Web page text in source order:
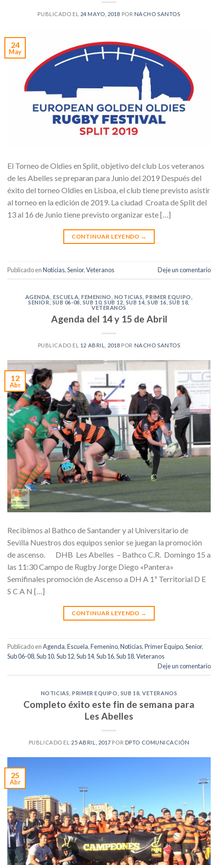
PUBLICADO EL 24 MAYO, 2018 POR NACHO SANTOS
24
May
El Torneo de Oldies en Split, objetivo del club Los veteranos
de les Abelles se preparan para Junio del 2019 Después del
éxito del torneo Oldies en Lisboa, el club tiene previsto asistir
al torneo en la edición de 2019. La ciudad Croata de Split del
13 al 16 de Junio tiene previsto organizar este […]
CONTINUAR LEYENDO →
Publicado enNoticias,Senior,Veteranos Deje un comentario
AGENDA ,ESCUELA ,FEMENINO NOTICIAS ,PRIMER EQUIPO
SENIOR , SUB 06-08 SUB 10,SUB 12 SUB 14 ,SUB 16 SUB 18
VETERANOS
Agenda del 14 y 15 de Abril
PUBLICADO EL 12 ABRIL, 2018 POR NACHO SANTOS
12
Abr
Recibimos al Bathco de Santander y al Universitario de
Sevilla Nuestros dos equipos senior se juegan la promoción
de ascenso. DHB Les Abelles – Bathco C.R. Domingo 15 a
las 11:30 Campo de Rugby Jorge Diego «Pantera»
Semifinales promoción de Ascenso a DH A 1ª Territorial D E
S C A N […]
CONTINUAR LEYENDO →
Publicado enAgenda,Escuela,Femenino,Noticias,Primer Equipo,Senior,
Sub 06-08,Sub 10,Sub 12,Sub 14,Sub 16,Sub 18,Veteranos
Deje un comentario
NOTICIAS ,PRIMER EQUIPO SUB 18 ,VETERANOS
Completo éxito este fin de semana para
Les Abelles
PUBLICADO EL 25 ABRIL, 2017 POR DPTO COMUNICACIÓN
25
Abr